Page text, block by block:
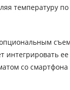
температуру по
интегрировать
со